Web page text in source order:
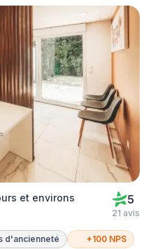
et environs 5
21 avis
d'ancienneté +100 NPS